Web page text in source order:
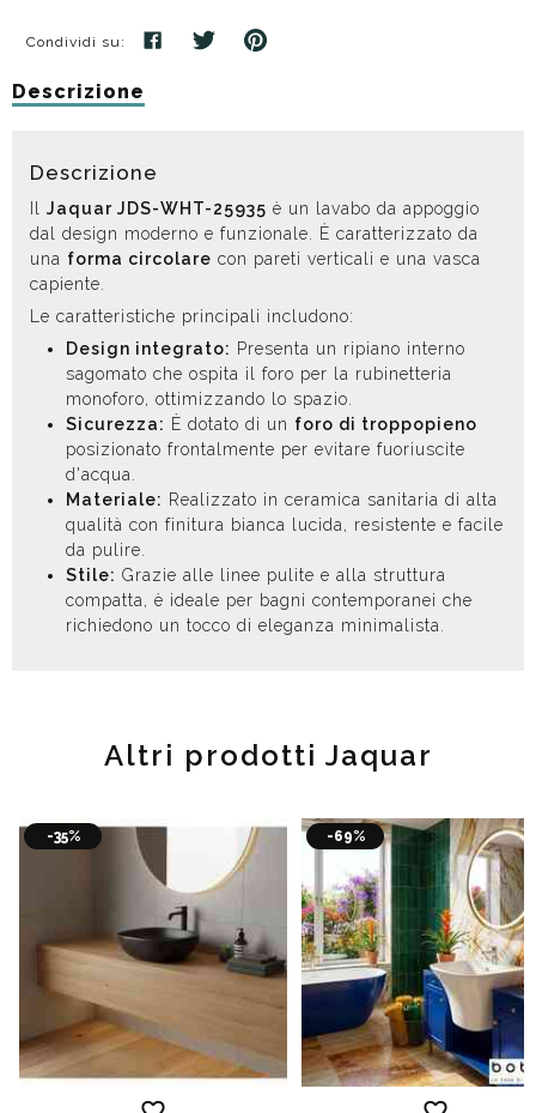
Condividi su:
Descrizione
Descrizione
Il Jaquar JDS-WHT-25935 è un lavabo da appoggio
dal design moderno e funzionale. È caratterizzato da
una forma circolare con pareti verticali e una vasca
capiente.
Le caratteristiche principali includono:
Design integrato: Presenta un ripiano interno
sagomato che ospita il foro per la rubinetteria
monoforo, ottimizzando lo spazio.
Sicurezza: È dotato di un foro di troppopieno
posizionato frontalmente per evitare fuoriuscite
d'acqua.
Materiale: Realizzato in ceramica sanitaria di alta
qualità con finitura bianca lucida, resistente e facile
da pulire.
Stile: Grazie alle linee pulite e alla struttura
compatta, è ideale per bagni contemporanei che
richiedono un tocco di eleganza minimalista.
Altri prodotti Jaquar
-35% -69%